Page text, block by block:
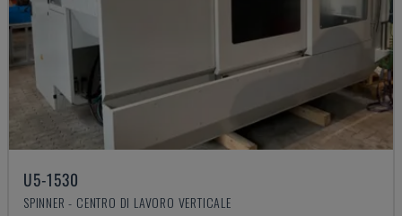
U5-1530
SPINNER - CENTRO DI LAVORO VERTICALE